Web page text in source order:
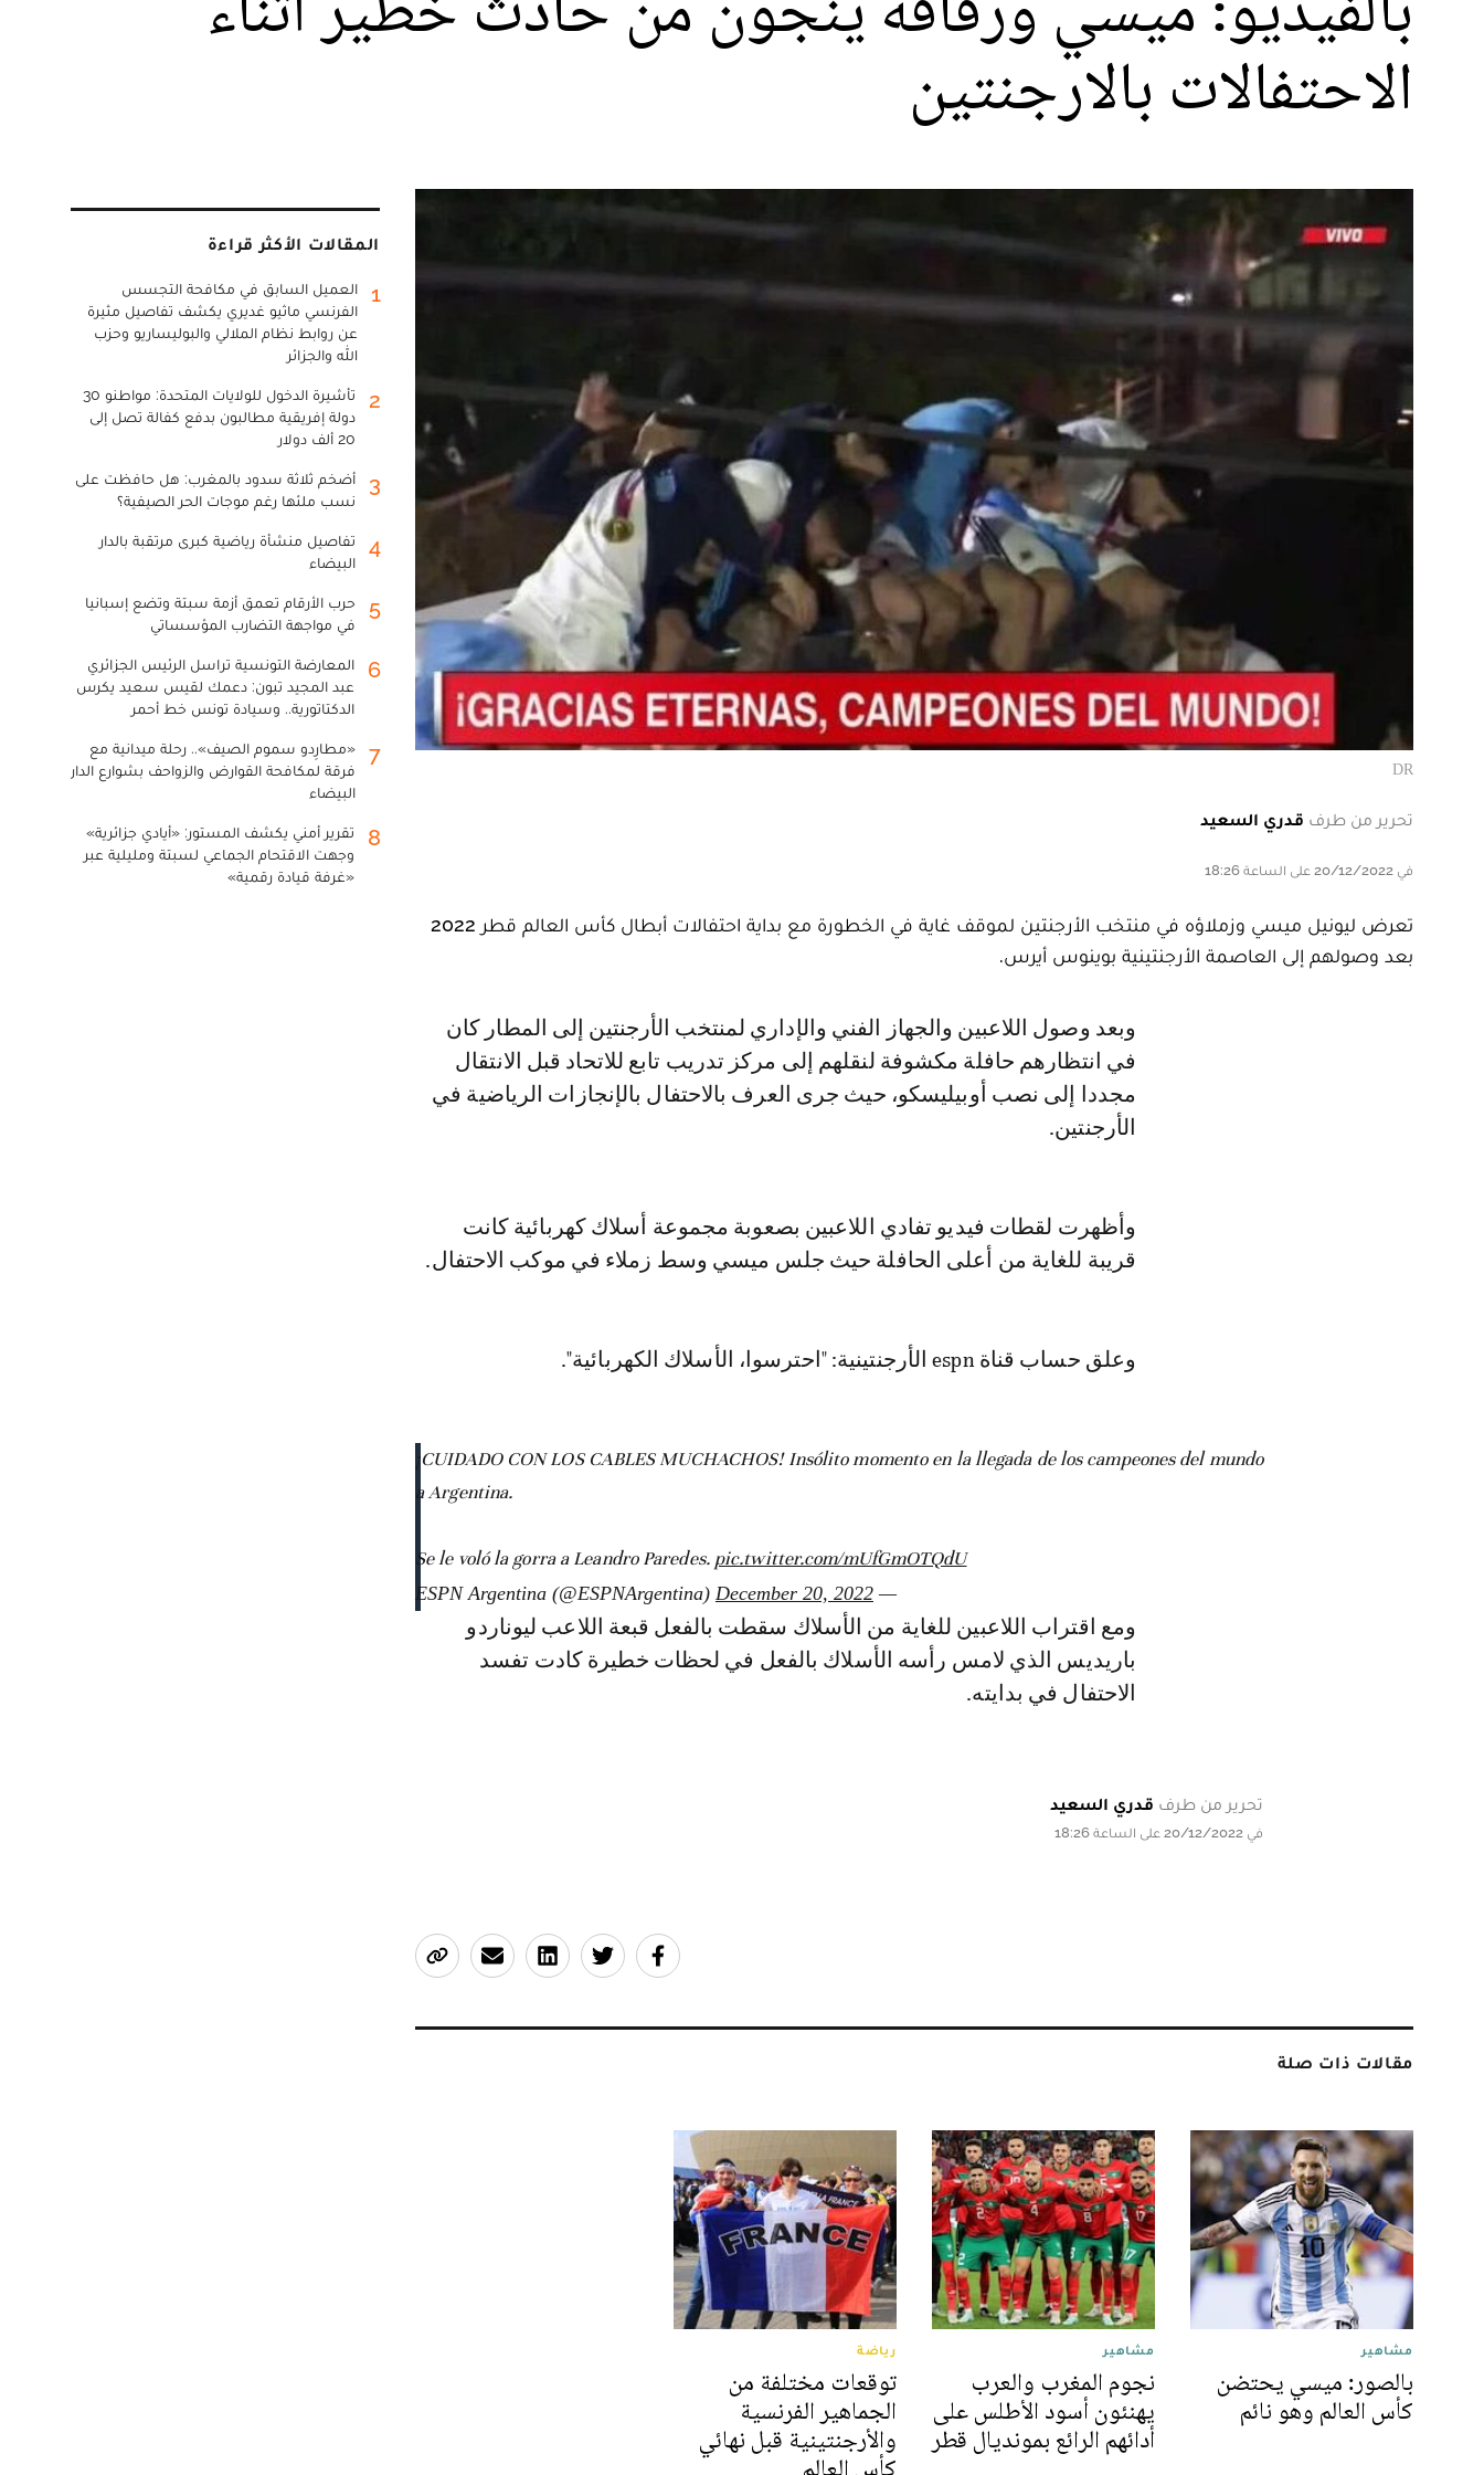
الاحتفالات بالارجنتين
DR
تحرير من طرف قدري السعيد
في 20/12/2022 على الساعة 18:26
تعرض ليونيل ميسي وزملاؤه في منتخب الأرجنتين لموقف غاية في الخطورة مع بداية احتفالات أبطال كأس العالم قطر 2022
بعد وصولهم إلى العاصمة الأرجنتينية بوينوس أيرس.
وبعد وصول اللاعبين والجهاز الفني والإداري لمنتخب الأرجنتين إلى المطار كان
في انتظارهم حافلة مكشوفة لنقلهم إلى مركز تدريب تابع للاتحاد قبل الانتقال
مجددا إلى نصب أوبيليسكو، حيث جرى العرف بالاحتفال بالإنجازات الرياضية في
الأرجنتين.
وأظهرت لقطات فيديو تفادي اللاعبين بصعوبة مجموعة أسلاك كهربائية كانت
قريبة للغاية من أعلى الحافلة حيث جلس ميسي وسط زملاء في موكب الاحتفال.
وعلق حساب قناة espn الأرجنتينية: "احترسوا، الأسلاك الكهربائية".
¡CUIDADO CON LOS CABLES MUCHACHOS! Insólito momento en la llegada de los campeones del mundo
a Argentina.
Se le voló la gorra a Leandro Paredes. pic.twitter.com/mUfGmOTQdU
— ESPN Argentina (@ESPNArgentina)
December 20, 2022
ومع اقتراب اللاعبين للغاية من الأسلاك سقطت بالفعل قبعة اللاعب ليوناردو
باريديس الذي لامس رأسه الأسلاك بالفعل في لحظات خطيرة كادت تفسد
الاحتفال في بدايته.
تحرير من طرف قدري السعيد
في 20/12/2022 على الساعة 18:26
مقالات ذات صلة
مشاهير
بالصور: ميسي يحتضن
كأس العالم وهو نائم
مشاهير
نجوم المغرب والعرب
يهنئون أسود الأطلس على
أدائهم الرائع بمونديال قطر
رياضة
توقعات مختلفة من
الجماهير الفرنسية
والأرجنتينية قبل نهائي
كأس العالم
المقالات الأكثر قراءة
1
العميل السابق في مكافحة التجسس
الفرنسي ماثيو غديري يكشف تفاصيل مثيرة
عن روابط نظام الملالي والبوليساريو وحزب
الله والجزائر
2
تأشيرة الدخول للولايات المتحدة: مواطنو 30
دولة إفريقية مطالبون بدفع كفالة تصل إلى
20 ألف دولار
3
أضخم ثلاثة سدود بالمغرب: هل حافظت على
نسب ملئها رغم موجات الحر الصيفية؟
4
تفاصيل منشأة رياضية كبرى مرتقبة بالدار
البيضاء
5
حرب الأرقام تعمق أزمة سبتة وتضع إسبانيا
في مواجهة التضارب المؤسساتي
6
المعارضة التونسية تراسل الرئيس الجزائري
عبد المجيد تبون: دعمك لقيس سعيد يكرس
الدكتاتورية.. وسيادة تونس خط أحمر
7
«مطارِدو سموم الصيف».. رحلة ميدانية مع
فرقة لمكافحة القوارض والزواحف بشوارع الدار
البيضاء
8
تقرير أمني يكشف المستور: «أيادي جزائرية»
وجهت الاقتحام الجماعي لسبتة ومليلية عبر
«غرفة قيادة رقمية»